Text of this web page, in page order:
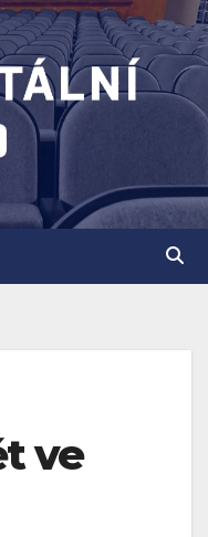
ve